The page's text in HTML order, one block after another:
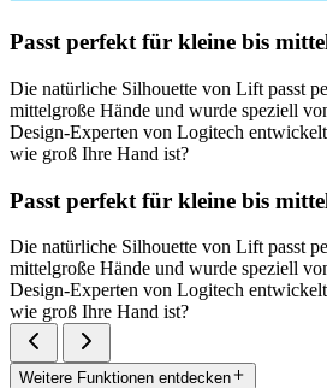
Passt perfekt für kleine bis
Die natürliche Silhouette von Lift passt
mittelgroße Hände und wurde speziell
Design-Experten von Logitech
wie groß Ihre Hand ist?
Passt perfekt für kleine bis
Die natürliche Silhouette von Lift passt
mittelgroße Hände und wurde speziell
Design-Experten von Logitech
wie groß Ihre Hand ist?
Weitere Funktionen entdecken